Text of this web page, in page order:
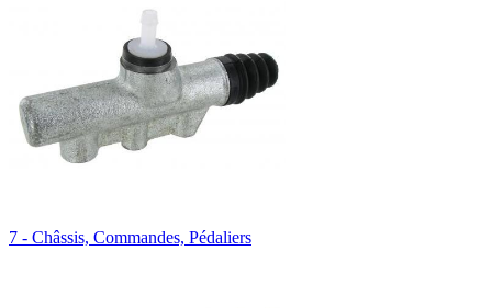
7 - Châssis, Commandes, Pédaliers